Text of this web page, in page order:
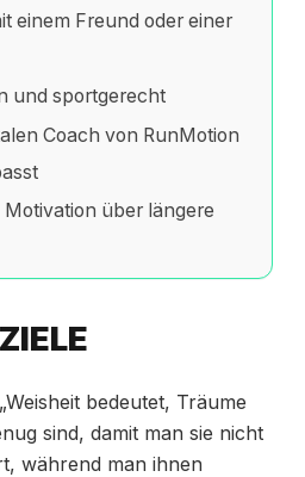
einem Freund oder einer
und sportgerecht
Coach von RunMotion
über längere
bedeutet, Träume
sind, damit man sie nicht
während man ihnen